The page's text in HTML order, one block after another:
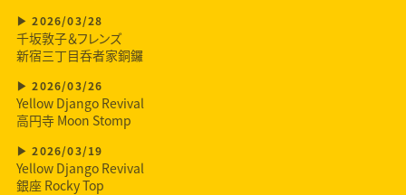
2026/03/28
千坂敦子＆フレンズ
新宿三丁目呑者家銅鑼
2026/03/26
Yellow Django Revival
高円寺 Moon Stomp
2026/03/19
Yellow Django Revival
銀座 Rocky Top